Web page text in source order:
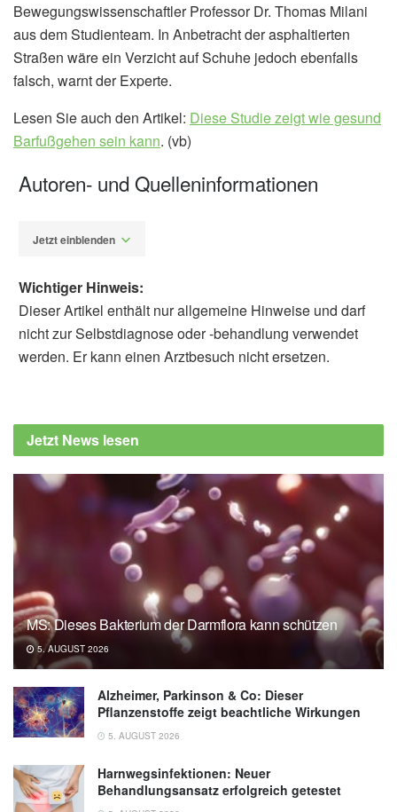
Bewegungswissenschaftler Professor Dr. Thomas Milani
aus dem Studienteam. In Anbetracht der asphaltierten
Straßen wäre ein Verzicht auf Schuhe jedoch ebenfalls
falsch, warnt der Experte.
Lesen Sie auch den Artikel: Diese Studie zeigt wie gesund
Barfußgehen sein kann. (vb)
Autoren- und Quelleninformationen
Jetzt einblenden
Yegian, A., Tobolsky, V.P., Okutoyi, R.,
Ojiambo Mang’Eni, Haile, D.K., Sigei, T.,
D.E.: Foot callus thickness does not trade off
protection for dynamic skin sensitivity during
walking, Nature, 2019,zur Studie
Kristiaan D’Août: Walking on your sensitive
sole (Abruf: 28.06.2019), nature.com
Technischen Universität Chemnitz: Sensibel
trotz dicker Hornhaut (Abruf: 28.06.2019),tu-
Wichtiger Hinweis:
Dieser Artikel enthält nur allgemeine Hinweise und darf
nicht zur Selbstdiagnose oder -behandlung verwendet
werden. Er kann einen Arztbesuch nicht ersetzen.
Jetzt News lesen
MS: Dieses Bakterium der Darmflora kann schützen
5. AUGUST 2026
Alzheimer, Parkinson & Co: Dieser
Pflanzenstoffe zeigt beachtliche Wirkungen
5. AUGUST 2026
Harnwegsinfektionen: Neuer
Behandlungsansatz erfolgreich getestet